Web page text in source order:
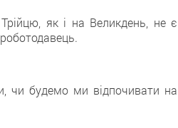
як і на Великдень, не є
чи будемо ми відпочивати на